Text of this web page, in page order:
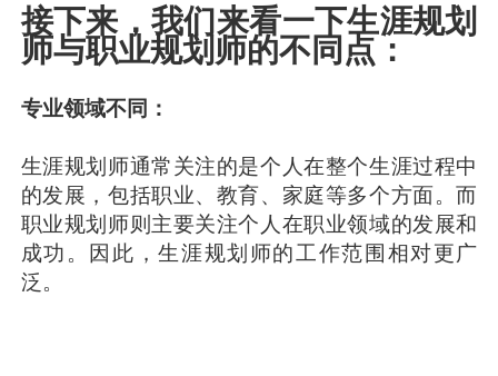
接下来，我们来看一下生涯规划
师与职业规划师的不同点：
专业领域不同：
生涯规划师通常关注的是个人在整个生涯过程中
的发展，包括职业、教育、家庭等多个方面。而
职业规划师则主要关注个人在职业领域的发展和
成功。因此，生涯规划师的工作范围相对更广
泛。